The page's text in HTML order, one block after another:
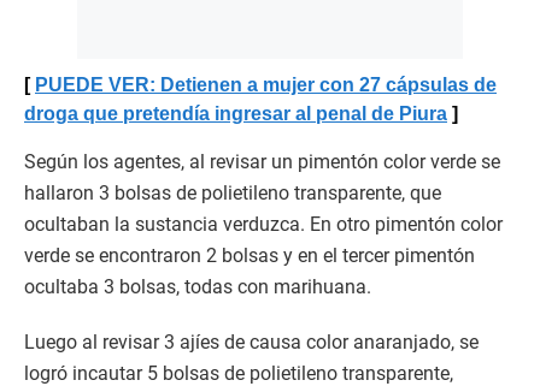
PUEDE VER: Detienen a mujer con 27 cápsulas de
droga que pretendía ingresar al penal de Piura
Según los agentes, al revisar un pimentón color verde se
hallaron 3 bolsas de polietileno transparente, que
ocultaban la sustancia verduzca. En otro pimentón color
verde se encontraron 2 bolsas y en el tercer pimentón
ocultaba 3 bolsas, todas con marihuana.
Luego al revisar 3 ajíes de causa color anaranjado, se
logró incautar 5 bolsas de polietileno transparente,